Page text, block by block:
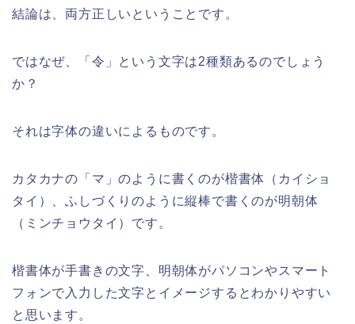
結論は、両方正しいということです。
ではなぜ、「令」という文字は2種類あるのでしょう
か？
それは字体の違いによるものです。
カタカナの「マ」のように書くのが楷書体（カイショ
タイ）、ふしづくりのように縦棒で書くのが明朝体
（ミンチョウタイ）です。
楷書体が手書きの文字、明朝体がパソコンやスマート
フォンで入力した文字とイメージするとわかりやすい
と思います。